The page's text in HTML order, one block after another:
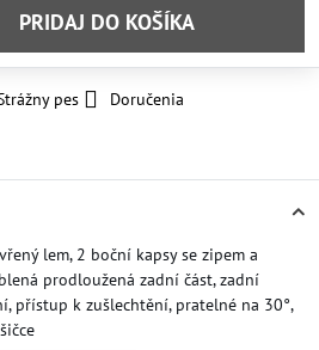
PRIDAJ DO KOŠÍKA
pes
Doručenia
lem, 2 boční kapsy se zipem a
prodloužená zadní část, zadní
přístup k zušlechtění, pratelné na 30°,